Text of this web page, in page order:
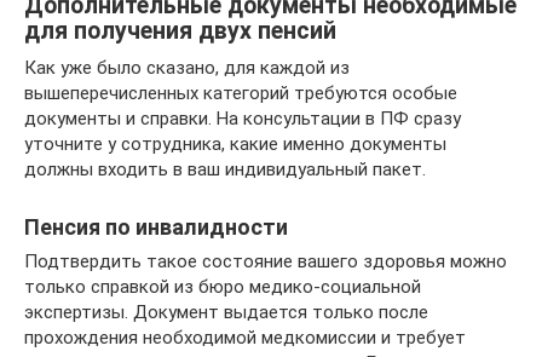
Дополнительные документы необходимые
для получения двух пенсий
Как уже было сказано, для каждой из
вышеперечисленных категорий требуются особые
документы и справки. На консультации в ПФ сразу
уточните у сотрудника, какие именно документы
должны входить в ваш индивидуальный пакет.
Пенсия по инвалидности
Подтвердить такое состояние вашего здоровья можно
только справкой из бюро медико-социальной
экспертизы. Документ выдается только после
прохождения необходимой медкомиссии и требует